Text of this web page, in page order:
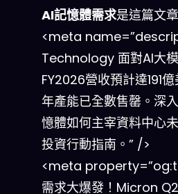
AI記憶體需求是這篇文
<meta
Technology 面對AI大
FY2026營收預計達191
年產能已全數售罄。深
憶體如何主宰資料中心
投資行動指南。” />
<meta
需求大爆發！Micron